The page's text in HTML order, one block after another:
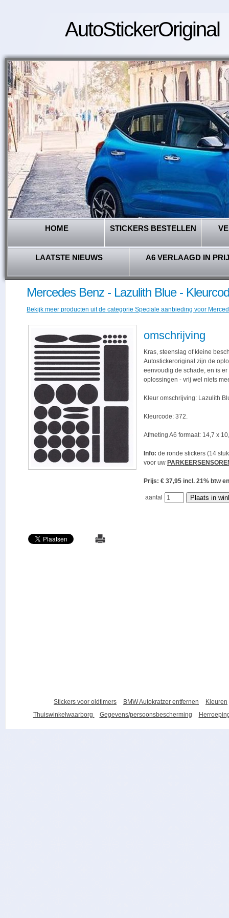
AutoStickerOriginal
HOME STICKERS BESTELLEN
LAATSTE NIEUWS A6 VERLAAGD IN
Mercedes Benz - Lazulith Blue -
Bekijk meer producten uit de categorie Speciale aanbieding voor
omschrijving
Kras, steenslag of kleine
Autostickeroriginal zijn de
eenvoudig de schade, en is
oplossingen - vrij wel niets
Kleur omschrijving: Lazulith
Kleurcode: 372.
Afmeting A6 formaat: 14,7 x
Info: de ronde stickers (14
voor uw
Prijs: € 37,95 incl. 21% btw
aantal
Stickers voor oldtimers BMW Autokratzer entfernen
Kleuren
Thuiswinkelwaarborg
Gegevens/persoonsbescherming